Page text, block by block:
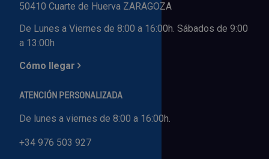
50410 Cuarte de Huerva ZARAGOZA
De Lunes a Viernes de 8:00 a 16:00h. Sábados de 9:00
a 13:00h
Cómo llegar
ATENCIÓN PERSONALIZADA
De lunes a viernes de 8:00 a 16:00h.
+34 976 503 927